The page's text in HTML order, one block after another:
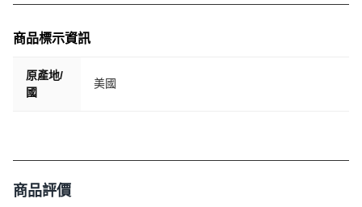
商品標示資訊
原產地/
國
美國
商品評價